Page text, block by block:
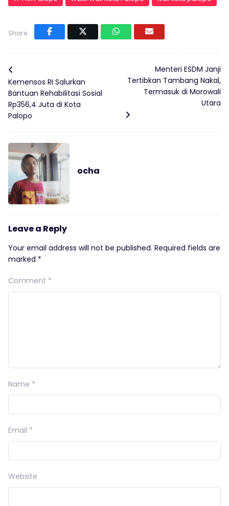
Share:
Kemensos RI Salurkan
Bantuan Rehabilitasi Sosial
Rp356,4 Juta di Kota
Palopo
Menteri ESDM Janji
Tertibkan Tambang Nakal,
Termasuk di Morowali
Utara
ocha
Leave a Reply
Your email address will not be published. Required fields are
marked *
Comment *
Name *
Email *
Website